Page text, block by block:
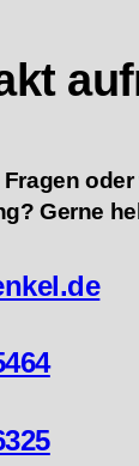
Fragen
Gerne